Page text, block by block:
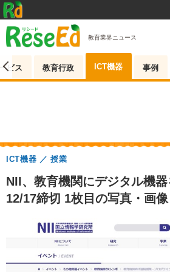
教育業界ニュース
ビス 教育行政 ICT機器 事例
NII、教育機関にデジタル機
12/17締切 1枚目の写真・画像
ICT機器 授業